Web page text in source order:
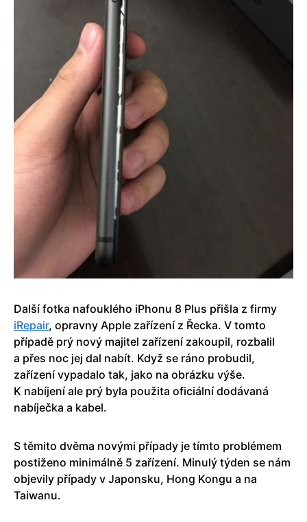
Další fotka nafouklého iPhonu 8 Plus přišla z firmy
iRepair, opravny Apple zařízení z Řecka. V tomto
případě prý nový majitel zařízení zakoupil, rozbalil
a přes noc jej dal nabít. Když se ráno probudil,
zařízení vypadalo tak, jako na obrázku výše.
K nabíjení ale prý byla použita oficiální dodávaná
nabíječka a kabel.
S těmito dvěma novými případy je tímto problémem
postiženo minimálně 5 zařízení. Minulý týden se nám
objevily případy v Japonsku, Hong Kongu a na
Taiwanu.